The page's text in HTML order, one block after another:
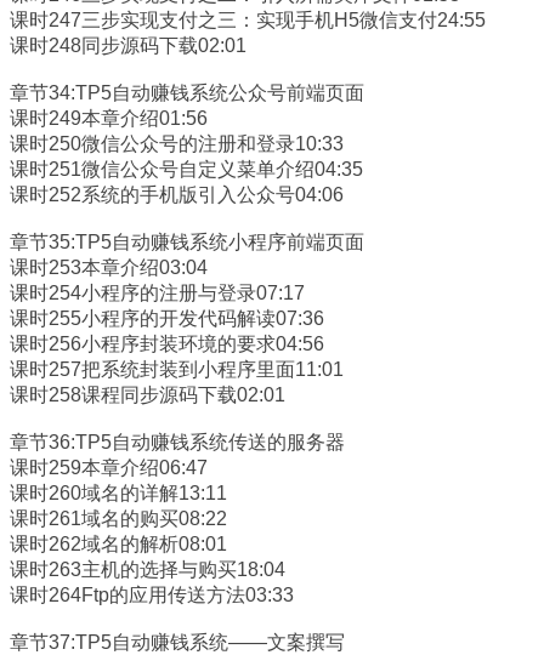
课时247三步实现支付之三：实现手机H5微信支付24:55
课时248同步源码下载02:01
章节34:TP5自动赚钱系统公众号前端页面
课时249本章介绍01:56
课时250微信公众号的注册和登录10:33
课时251微信公众号自定义菜单介绍04:35
课时252系统的手机版引入公众号04:06
章节35:TP5自动赚钱系统小程序前端页面
课时253本章介绍03:04
课时254小程序的注册与登录07:17
课时255小程序的开发代码解读07:36
课时256小程序封装环境的要求04:56
课时257把系统封装到小程序里面11:01
课时258课程同步源码下载02:01
章节36:TP5自动赚钱系统传送的服务器
课时259本章介绍06:47
课时260域名的详解13:11
课时261域名的购买08:22
课时262域名的解析08:01
课时263主机的选择与购买18:04
课时264Ftp的应用传送方法03:33
章节37:TP5自动赚钱系统——文案撰写